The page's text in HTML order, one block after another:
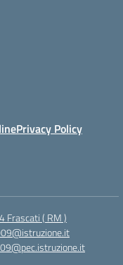
Privacy Policy
Frascati ( RM )